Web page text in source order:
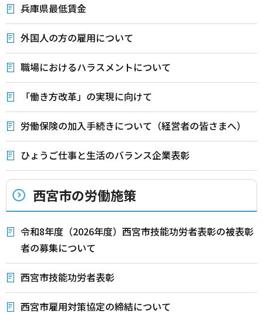
兵庫県最低賃金
外国人の方の雇用について
職場におけるハラスメントについて
「働き方改革」の実現に向けて
労働保険の加入手続きについて（経営者の皆さまへ）
ひょうご仕事と生活のバランス企業表彰
西宮市の労働施策
令和8年度（2026年度）西宮市技能功労者表彰の被表彰
者の募集について
西宮市技能功労者表彰
西宮市雇用対策協定の締結について